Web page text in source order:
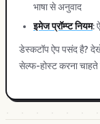
भाषा से अनुवाद
इमेज प्रॉम्प्ट नियम:
डेस्कटॉप ऐप पसंद है?
सेल्फ-होस्ट करना